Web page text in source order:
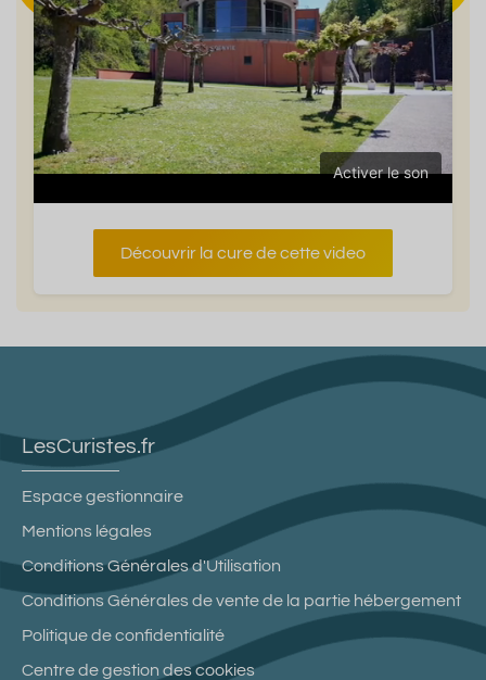
Activer le son
Découvrir la cure de cette video
LesCuristes.fr
Espace gestionnaire
Mentions légales
Conditions Générales d'Utilisation
Conditions Générales de vente de la partie hébergement
Politique de confidentialité
Centre de gestion des cookies